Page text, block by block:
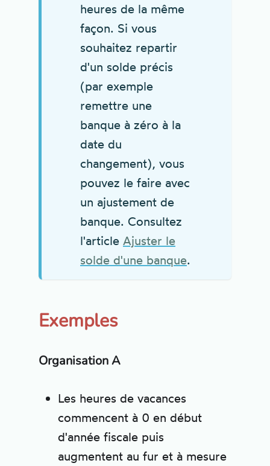
heures de la même
façon. Si vous
souhaitez repartir
d'un solde précis
(par exemple
remettre une
banque à zéro à la
date du
changement), vous
pouvez le faire avec
un ajustement de
banque. Consultez
l'article Ajuster le
solde d'une banque.
Exemples
Organisation A
Les heures de vacances
commencent à 0 en début
d'année fiscale puis
augmentent au fur et à mesure